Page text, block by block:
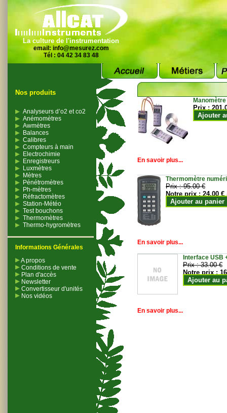
La culture de l'instrumentation
email: info@mesurez.com
Tél : 04 42 34 83 48
Nos produits
Analyseurs d’o2 et co2
Anémomètres
Awmètres
Balances
Calibres
Compteurs à main
Electrochimie
Enregistreurs
Luxmètres
Mètres
Pénétromètres
Ph-mètres
Réfractomètres
Station-Météo
Test bouchons
Thermomètres
Thermo-hygromètres
Informations Générales
A propos
Conditions de vente
Plan d'accès
Newsletter
Convertisseur d'unités
Nos vidéos
Prix :
Ajouter
En savoir plus...
Thermomètre
Prix :95.00 €
Notre prix :24.00 €
Ajouter au panier
En savoir plus...
Interface USB
Prix :33.00 €
Notre prix :
Ajouter au
En savoir plus...